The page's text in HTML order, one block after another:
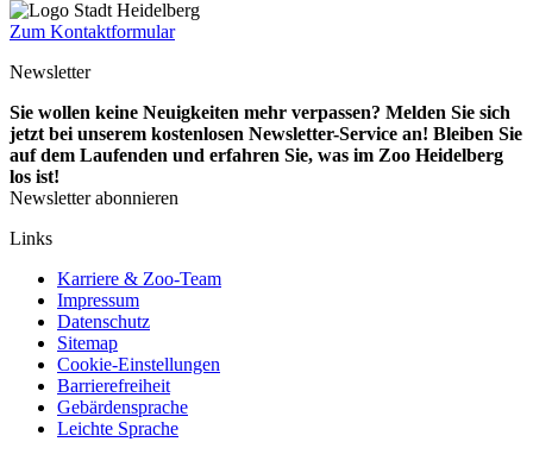
Zum Kontaktformular
Newsletter
Sie wollen keine Neuigkeiten mehr verpassen? Melden Sie sich
jetzt bei unserem kostenlosen Newsletter-Service an! Bleiben Sie
auf dem Laufenden und erfahren Sie, was im Zoo Heidelberg
los ist!
Newsletter abonnieren
Links
Karriere & Zoo-Team
Impressum
Datenschutz
Sitemap
Cookie-Einstellungen
Barrierefreiheit
Gebärdensprache
Leichte Sprache